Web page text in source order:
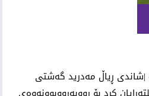
|شاندی ڕیاڵ مەدرید گەشتی